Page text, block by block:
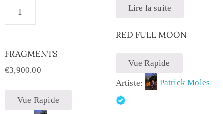
FRAGMENTS
€3,900.00
Vue Rapide
Lire la suite
RED FULL MOON
Vue Rapide
Artiste: Patrick Moles